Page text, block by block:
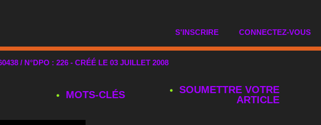
CONNECTEZ-VOUS
S'INSCRIRE
/ N°DPO : 226 - CRÉÉ LE 03 JUILLET 2008
MOTS‑CLÉS
SOUMETTRE VOTRE
ARTICLE